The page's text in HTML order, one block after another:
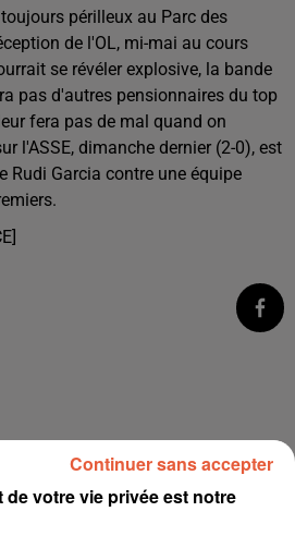
périlleux au Parc des
de l'OL, mi-mai au cours
se révéler explosive, la bande
pas d'autres pensionnaires du top
fera pas de mal quand on
l'ASSE, dimanche dernier (2-0), est
Rudi Garcia contre une équipe
de votre vie privée est notre
Continuer sans accepter